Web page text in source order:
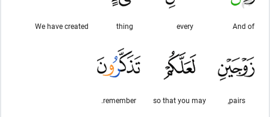
And of
every
thing
We have created
pairs,
so that you may
remember.